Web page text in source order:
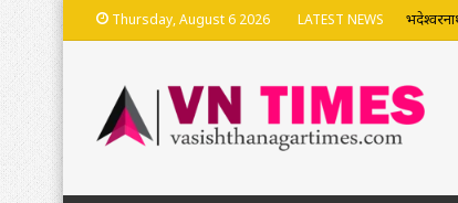
Thursday, August 6 2026 LATEST NEWS नेशनल